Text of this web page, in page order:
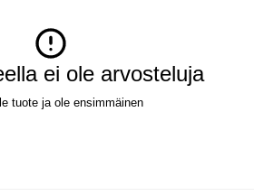
ei ole arvosteluja
tuote ja ole ensimmäinen